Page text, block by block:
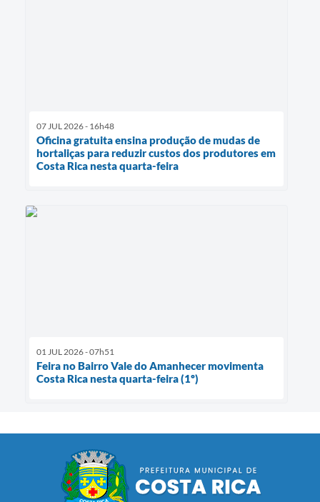
07 JUL 2026 - 16h48
Oficina gratuita ensina produção de mudas de
hortaliças para reduzir custos dos produtores em
Costa Rica nesta quarta-feira
01 JUL 2026 - 07h51
Feira no Bairro Vale do Amanhecer movimenta
Costa Rica nesta quarta-feira (1º)